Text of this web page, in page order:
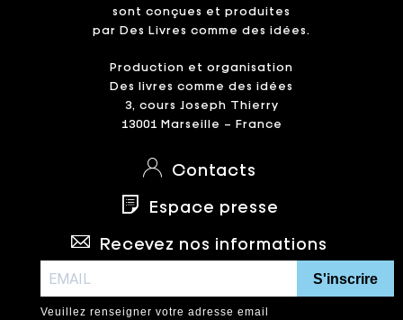
sont conçues et produites
par Des Livres comme des idées.
Production et organisation
Des livres comme des idées
3, cours Joseph Thierry
13001 Marseille – France
Contacts
Espace presse
Recevez nos informations
Veuillez renseigner votre adresse email
S'inscrire